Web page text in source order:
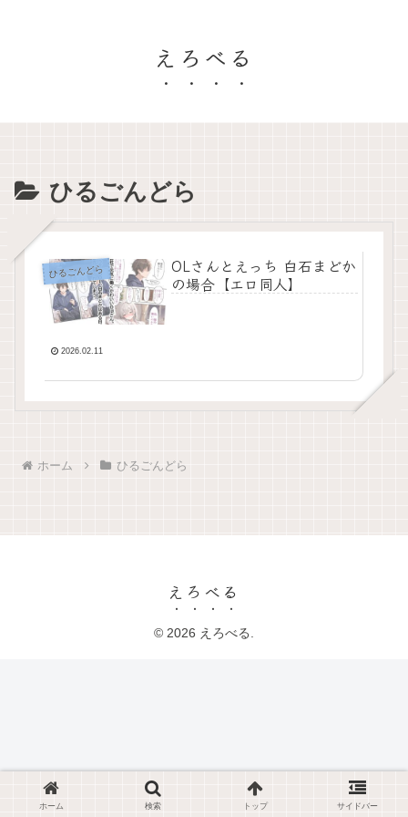
えろべる
ひるごんどら
ひるごんどら
OLさんとえっち 白石まどか
の場合【エロ同人】
2026.02.11
ホーム ひるごんどら
えろべる
© 2026 えろべる.
ホーム 検索 トップ サイドバー